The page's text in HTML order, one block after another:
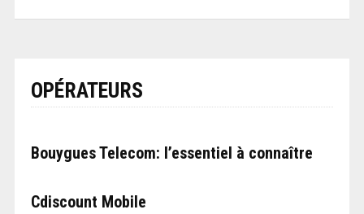
OPÉRATEURS
Bouygues Telecom: l’essentiel à connaître
Cdiscount Mobile